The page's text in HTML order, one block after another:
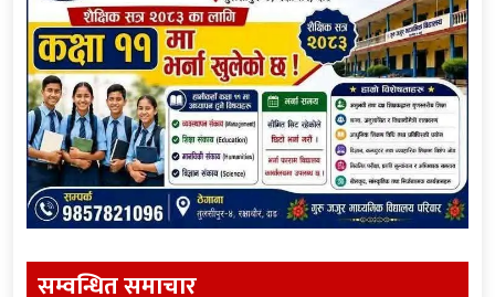
सम्वन्धित समाचार